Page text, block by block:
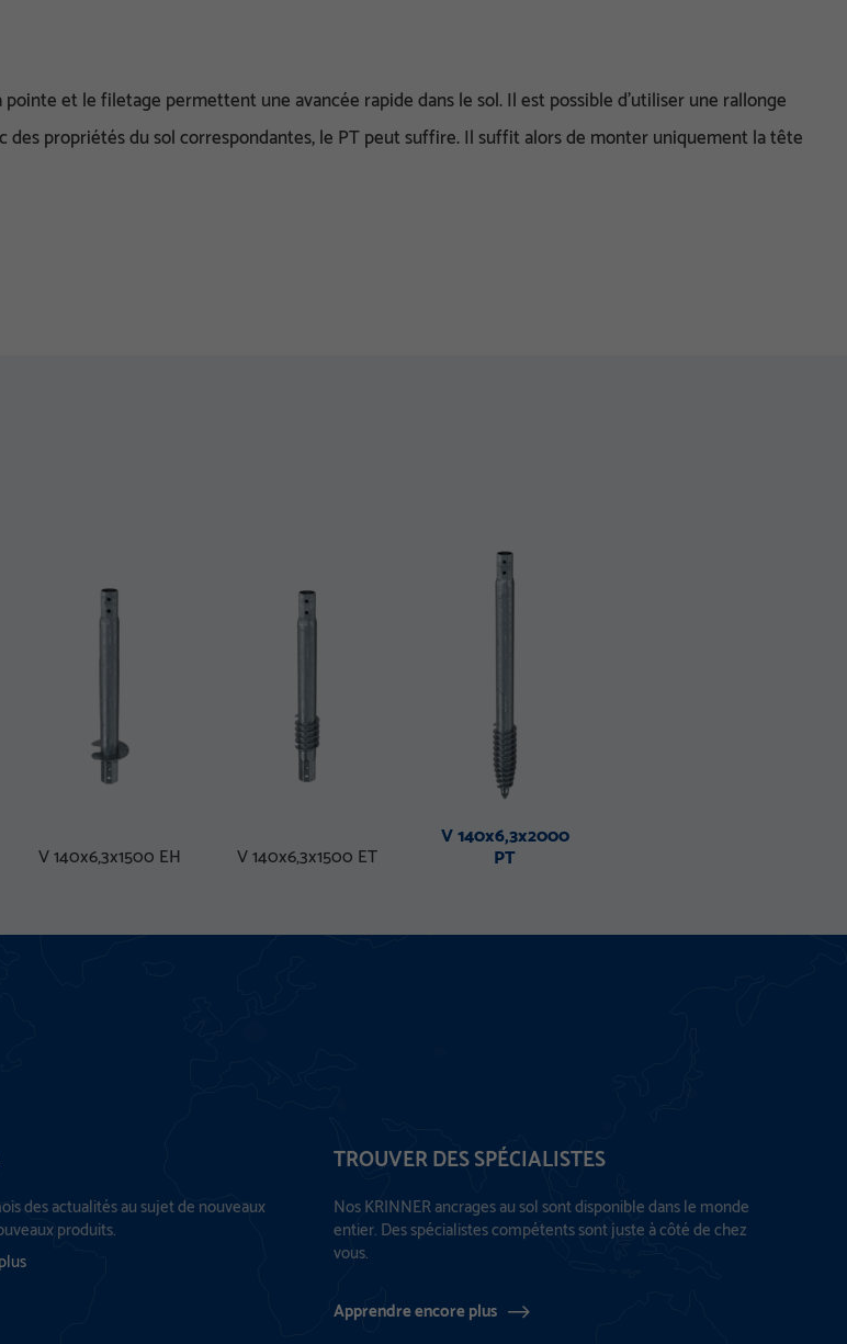
et le filetage permettent une avancée rapide dans le sol. Il est possible d’utiliser une rallonge
propriétés du sol correspondantes, le PT peut suffire. Il suffit alors de monter uniquement la tête
V 140x6,3x1500 EH V 140x6,3x1500 ET
V 140x6,3x2000
PT
des actualités au sujet de nouveaux
produits.
TROUVER DES SPÉCIALISTES
Nos KRINNER ancrages au sol sont disponible dans le monde
entier. Des spécialistes compétents sont juste à côté de chez
vous.
Apprendre encore plus